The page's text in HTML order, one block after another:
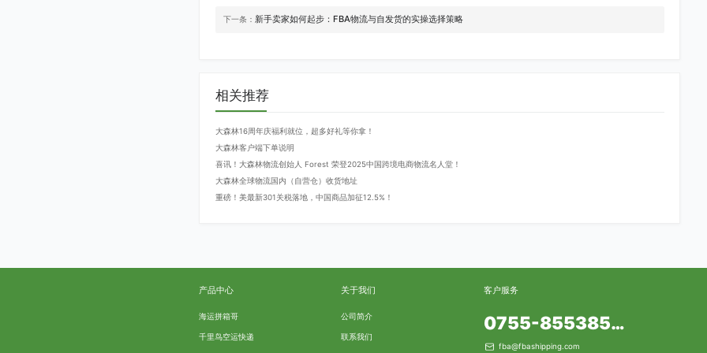
下一条： 新手卖家如何起步：FBA物流与自发货的实操选择策略
相关推荐
大森林16周年庆福利就位，超多好礼等你拿！
大森林客户端下单说明
喜讯！大森林物流创始人 Forest 荣登2025中国跨境电商物流名人堂！
大森林全球物流国内（自营仓）收货地址
重磅！美最新301关税落地，中国商品加征12.5%！
产品中心
海运拼箱哥
千里鸟空运快递
关于我们
公司简介
联系我们
客户服务
0755-85538553
fba@fbashipping.com